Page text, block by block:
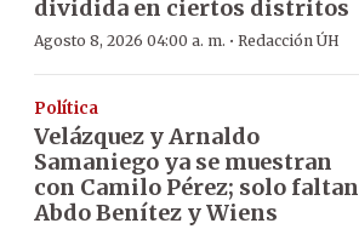
dividida en ciertos distritos
Agosto 8, 2026 04:00 a. m. · Redacción ÚH
Política
Velázquez y Arnaldo
Samaniego ya se muestran
con Camilo Pérez; solo faltan
Abdo Benítez y Wiens